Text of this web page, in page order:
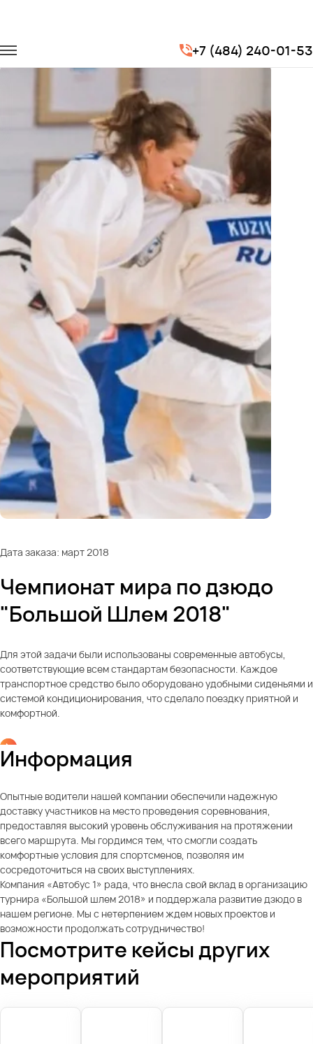
+7 (484) 240-01-53
Транспорт для спорта
Чемпионат мира по дзюдо "Большой Шлем 2018"
Дата заказа: март 2018
Чемпионат мира по дзюдо
"Большой Шлем 2018"
Для этой задачи были использованы современные автобусы,
соответствующие всем стандартам безопасности. Каждое
транспортное средство было оборудовано удобными сиденьями и
системой кондиционирования, что сделало поездку приятной и
комфортной.
Информация
Опытные водители нашей компании обеспечили надежную
доставку участников на место проведения соревнования,
предоставляя высокий уровень обслуживания на протяжении
всего маршрута. Мы гордимся тем, что смогли создать
комфортные условия для спортсменов, позволяя им
сосредоточиться на своих выступлениях.
Компания «Автобус 1» рада, что внесла свой вклад в организацию
турнира «Большой шлем 2018» и поддержала развитие дзюдо в
нашем регионе. Мы с нетерпением ждем новых проектов и
возможности продолжать сотрудничество!
Посмотрите кейсы других
мероприятий